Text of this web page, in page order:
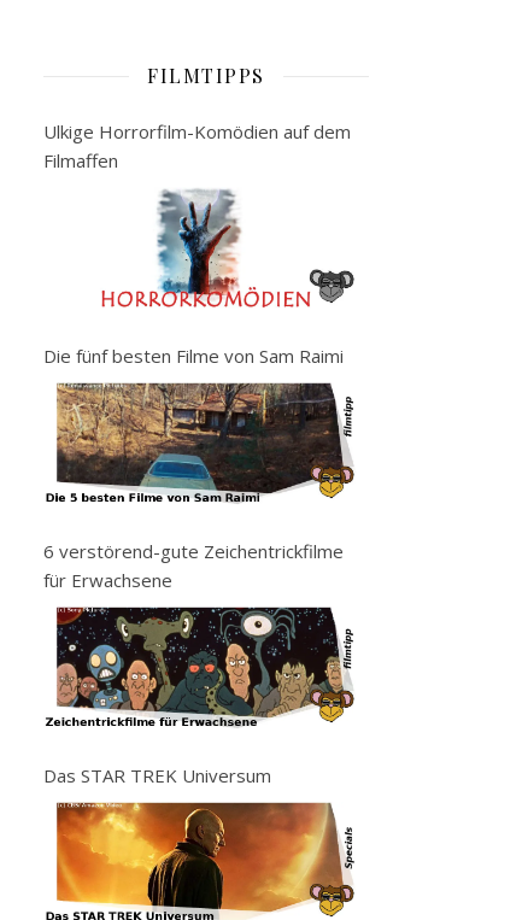
FILMTIPPS
Ulkige Horrorfilm-Komödien auf dem
Filmaffen
Die fünf besten Filme von Sam Raimi
6 verstörend-gute Zeichentrickfilme
für Erwachsene
Das STAR TREK Universum